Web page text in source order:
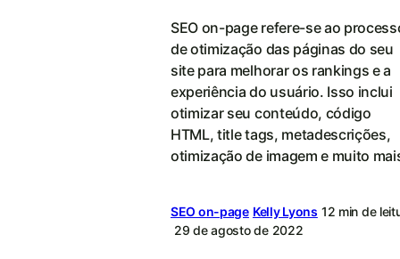
SEO on-page refere-se ao
de otimização das páginas do seu
site para melhorar os rankings e a
experiência do usuário. Isso inclui
otimizar seu conteúdo, código
HTML, title tags, metadescrições,
otimização de imagem e muito
SEO on-page Kelly Lyons 12 min de
29 de agosto de 2022